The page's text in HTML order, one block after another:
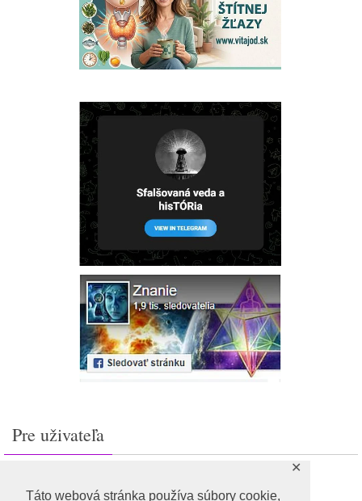
Táto webová stránka používa súbory cookie,
✕
Pre uživateľa
Feed záznamov